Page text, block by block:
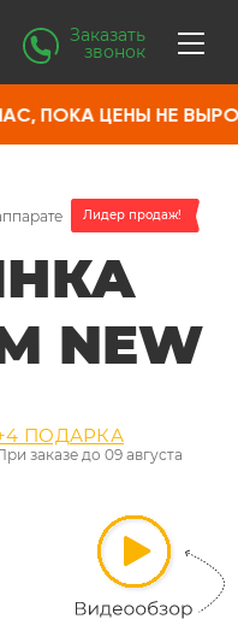
Заказать
звонок
НЕ ВЫРОСЛИ
NEW
Лидер продаж!
ПОДАРКА
заказе до09 августа